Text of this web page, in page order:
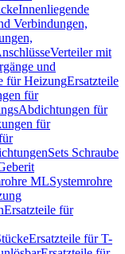
Innenliegende
Verbindungen,
Verteiler mit
und
für HeizungErsatzteile
für
Abdichtungen für
für
Sets Schraube
MLSystemrohre
Ersatzteile für
Ersatzteile für T-